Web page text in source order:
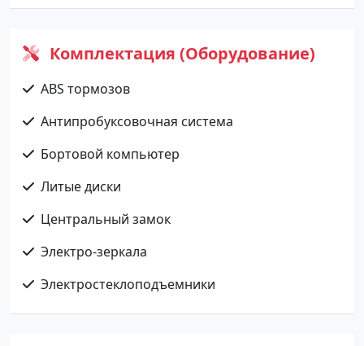
Комплектация (Оборудование)
ABS тормозов
Антипробуксовочная система
Бортовой компьютер
Литые диски
Центральный замок
Электро-зеркала
Электростеклоподъемники